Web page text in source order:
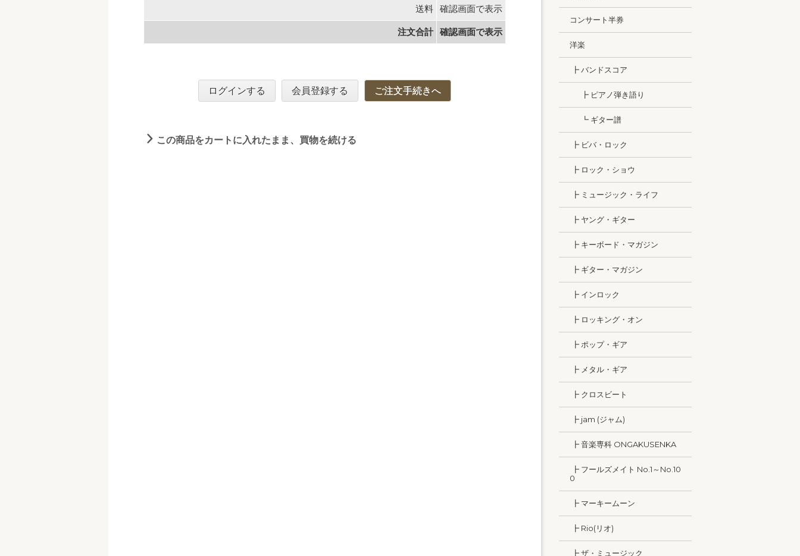
送料 確認画面で表示
注文合計 確認画面で表示
ログインする 会員登録する ご注文手続きへ
この商品をカートに入れたまま、買物を続ける
コンサート半券
洋楽
┣ バンドスコア
┣ ピアノ弾き語り
┗ ギター譜
┣ ビバ・ロック
┣ ロック・ショウ
┣ ミュージック・ライフ
┣ ヤング・ギター
┣ キーボード・マガジン
┣ ギター・マガジン
┣ インロック
┣ ロッキング・オン
┣ ポップ・ギア
┣ メタル・ギア
┣ クロスビート
┣ jam (ジャム)
┣ 音楽専科 ONGAKUSENKA
┣ フールズメイト No.1～No.10
0
┣ マーキームーン
┣ Rio(リオ)
┣ ザ・ミュージック